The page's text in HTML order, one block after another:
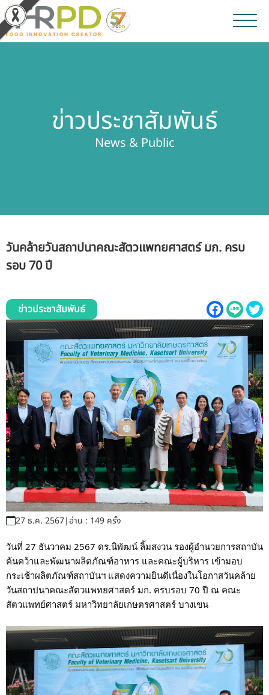
ผลิตภัณฑ์และจำหน่าย
เกี่ยวกับสถาบัน
บุคลากรสถาบัน
ระบบสารสนเทศ (ใน)
ติดต่อเรา
สายตรงผู้บริหาร
ข่าวประชาสัมพันธ์
News & Public
วันคล้ายวันสถาปนาคณะสัตวแพทยศาสตร์ มก. ครบ
รอบ 70 ปี
ข่าวประชาสัมพันธ์
27 ธ.ค. 2567|อ่าน : 149 ครั้ง
วันที่ 27 ธันวาคม 2567 ดร.นิพัฒน์ ลิ้มสงวน รองผู้อำนวยการสถาบัน
ค้นคว้าและพัฒนาผลิตภัณฑ์อาหาร และคณะผู้บริหาร เข้ามอบ
กระเช้าผลิตภัณฑ์สถาบันฯ แสดงความยินดีเนื่องในโอกาสวันคล้าย
วันสถาปนาคณะสัตวแพทยศาสตร์ มก. ครบรอบ 70 ปี ณ คณะ
สัตวแพทย์ศาสตร์ มหาวิทยาลัยเกษตรศาสตร์ บางเขน